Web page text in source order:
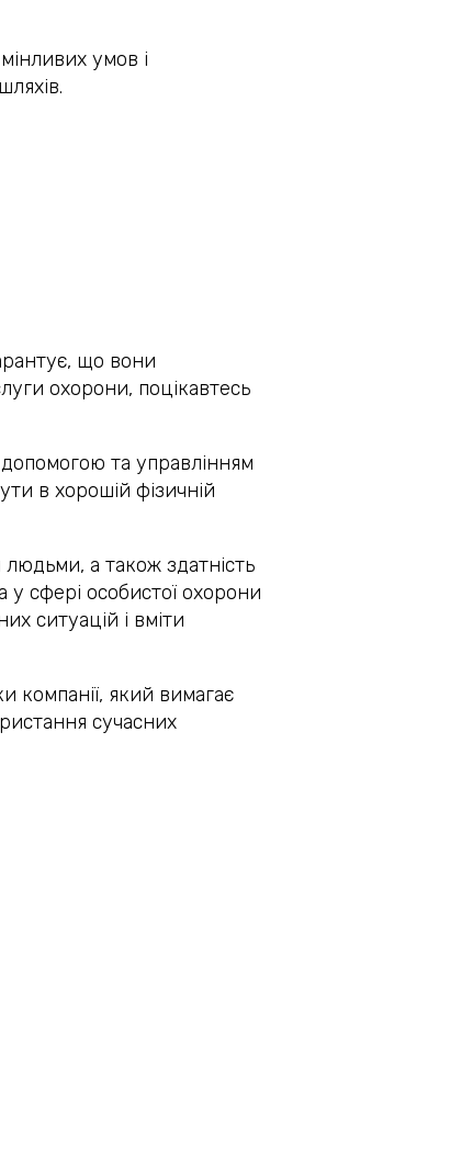
умов і
що вони
охорони, поцікавтесь
та управлінням
в хорошій фізичній
а також здатність
сфері особистої охорони
ситуацій і вміти
компанії, який вимагає
сучасних